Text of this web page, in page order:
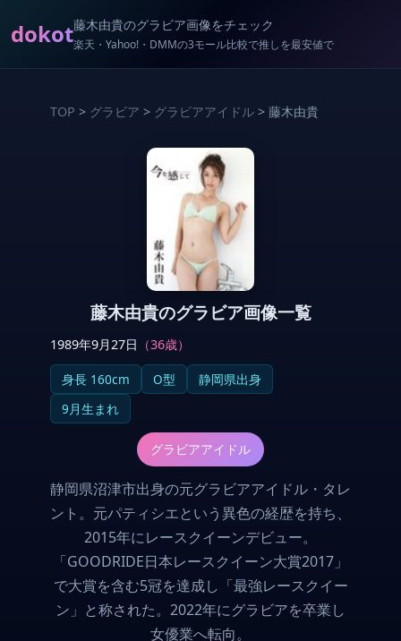
dokot藤木由貴のグラビア画像をチェック
楽天・Yahoo!・DMMの3モール比較で推しを最安値で
TOP > グラビア > グラビアアイドル > 藤木由貴
藤木由貴のグラビア画像一覧
1989年9月27日 （36歳）
身長 160cm O型
静岡県出身
9月生まれ
グラビアアイドル
静岡県沼津市出身の元グラビアアイドル・タレ
ント。元パティシエという異色の経歴を持ち、
2015年にレースクイーンデビュー。
「GOODRIDE日本レースクイーン大賞2017」
で大賞を含む5冠を達成し「最強レースクイー
ン」と称された。2022年にグラビアを卒業し
女優業へ転向。